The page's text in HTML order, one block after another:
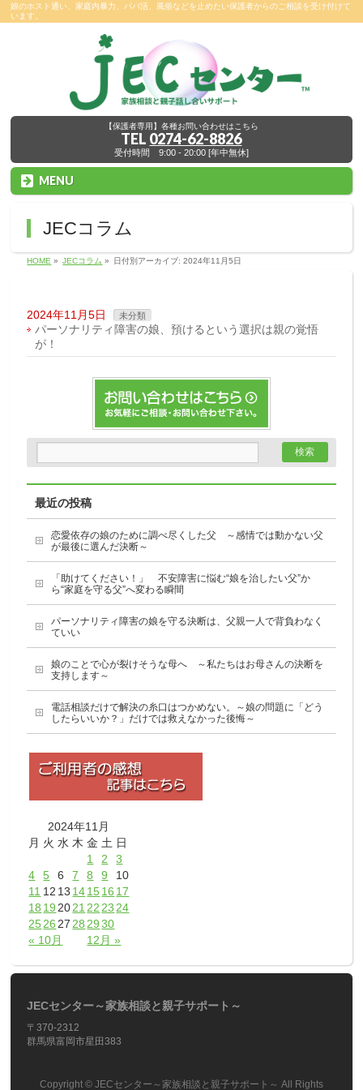
娘のホスト通い、家庭内暴力、パパ活、風俗などを止めたい保護者からのご相談を受け付けて
います。
【保護者専用】各種お問い合わせはこちら
TEL 0274-62-8826
受付時間 9:00 - 20:00 [年中無休]
MENU
JECコラム
HOME » JECコラム » 日付別アーカイブ: 2024年11月5日
2024年11月5日 未分類
パーソナリティ障害の娘、預けるという選択は親の覚悟
が！
最近の投稿
恋愛依存の娘のために調べ尽くした父 ～感情では動かない父
が最後に選んだ決断～
「助けてください！」 不安障害に悩む“娘を治したい父”か
ら“家庭を守る父”へ変わる瞬間
パーソナリティ障害の娘を守る決断は、父親一人で背負わなく
ていい
娘のことで心が裂けそうな母へ ～私たちはお母さんの決断を
支持します～
電話相談だけで解決の糸口はつかめない。～娘の問題に「どう
したらいいか？」だけでは救えなかった後悔～
2024年11月
月 火 水 木 金 土 日
« 10月 12月 »
1 2
3
4
5 6 7 8 9
10
11 12 13 141516 17
18 19 2021 22 23 24
2526 27 28 29 30
JECセンター～家族相談と親子サポート～
〒370-2312
群馬県富岡市星田383
Copyright © JECセンター～家族相談と親子サポート～ All Rights